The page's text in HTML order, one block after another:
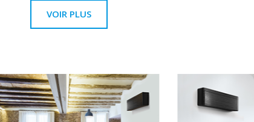
VOIR PLUS